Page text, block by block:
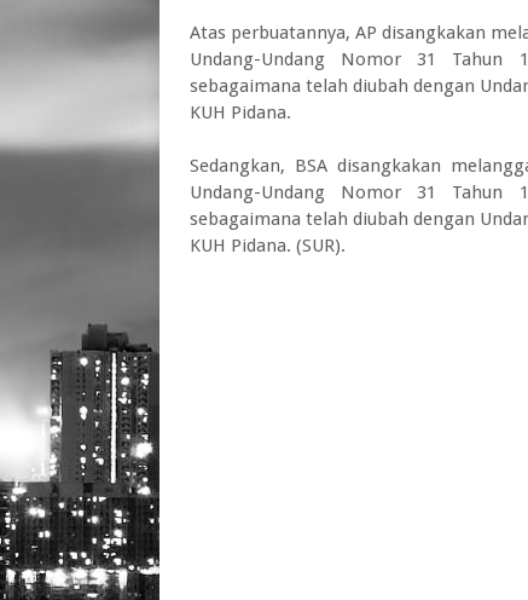
Atas perbuatannya, AP disangkakan
Undang-Undang Nomor 31 Tahun
sebagaimana telah diubah dengan
KUH Pidana.
Sedangkan, BSA disangkakan
Undang-Undang Nomor 31 Tahun
sebagaimana telah diubah dengan
KUH Pidana. (SUR).